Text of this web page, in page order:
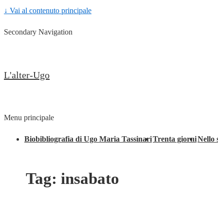
↓ Vai al contenuto principale
Secondary Navigation
L'alter-Ugo
Menu principale
Biobibliografia di Ugo Maria TassinariTrenta giorniNello
Tag: insabato